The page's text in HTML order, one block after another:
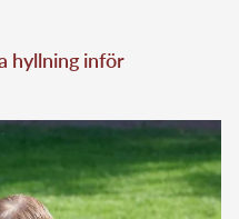
hyllning inför